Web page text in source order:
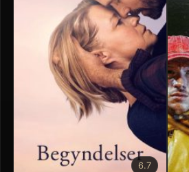
6.7